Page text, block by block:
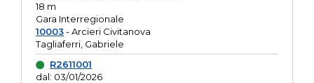
18 m
Gara Interregionale
10003- Arcieri Civitanova
Tagliaferri, Gabriele
R2611001
dal: 03/01/2026